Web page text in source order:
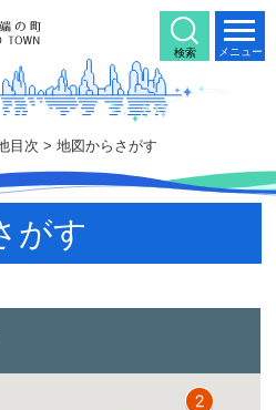
メニュー
目次 > 地図からさがす
検索
がす